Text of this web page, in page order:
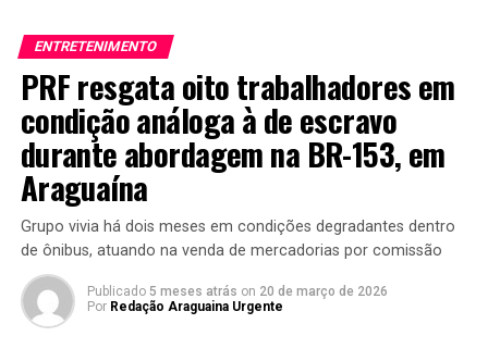
ENTRETENIMENTO
PRF resgata oito trabalhadores em
condição análoga à de escravo
durante abordagem na BR-153, em
Araguaína
Grupo vivia há dois meses em condições degradantes dentro
de ônibus, atuando na venda de mercadorias por comissão
Publicado 5 meses atrás on 20 de março de 2026
Por Redação Araguaina Urgente